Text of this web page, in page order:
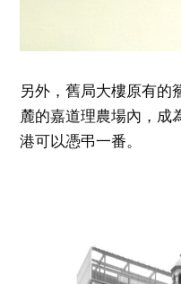
另外，舊局大樓原有的
麓的嘉道理農場內，成
港可以憑弔一番。